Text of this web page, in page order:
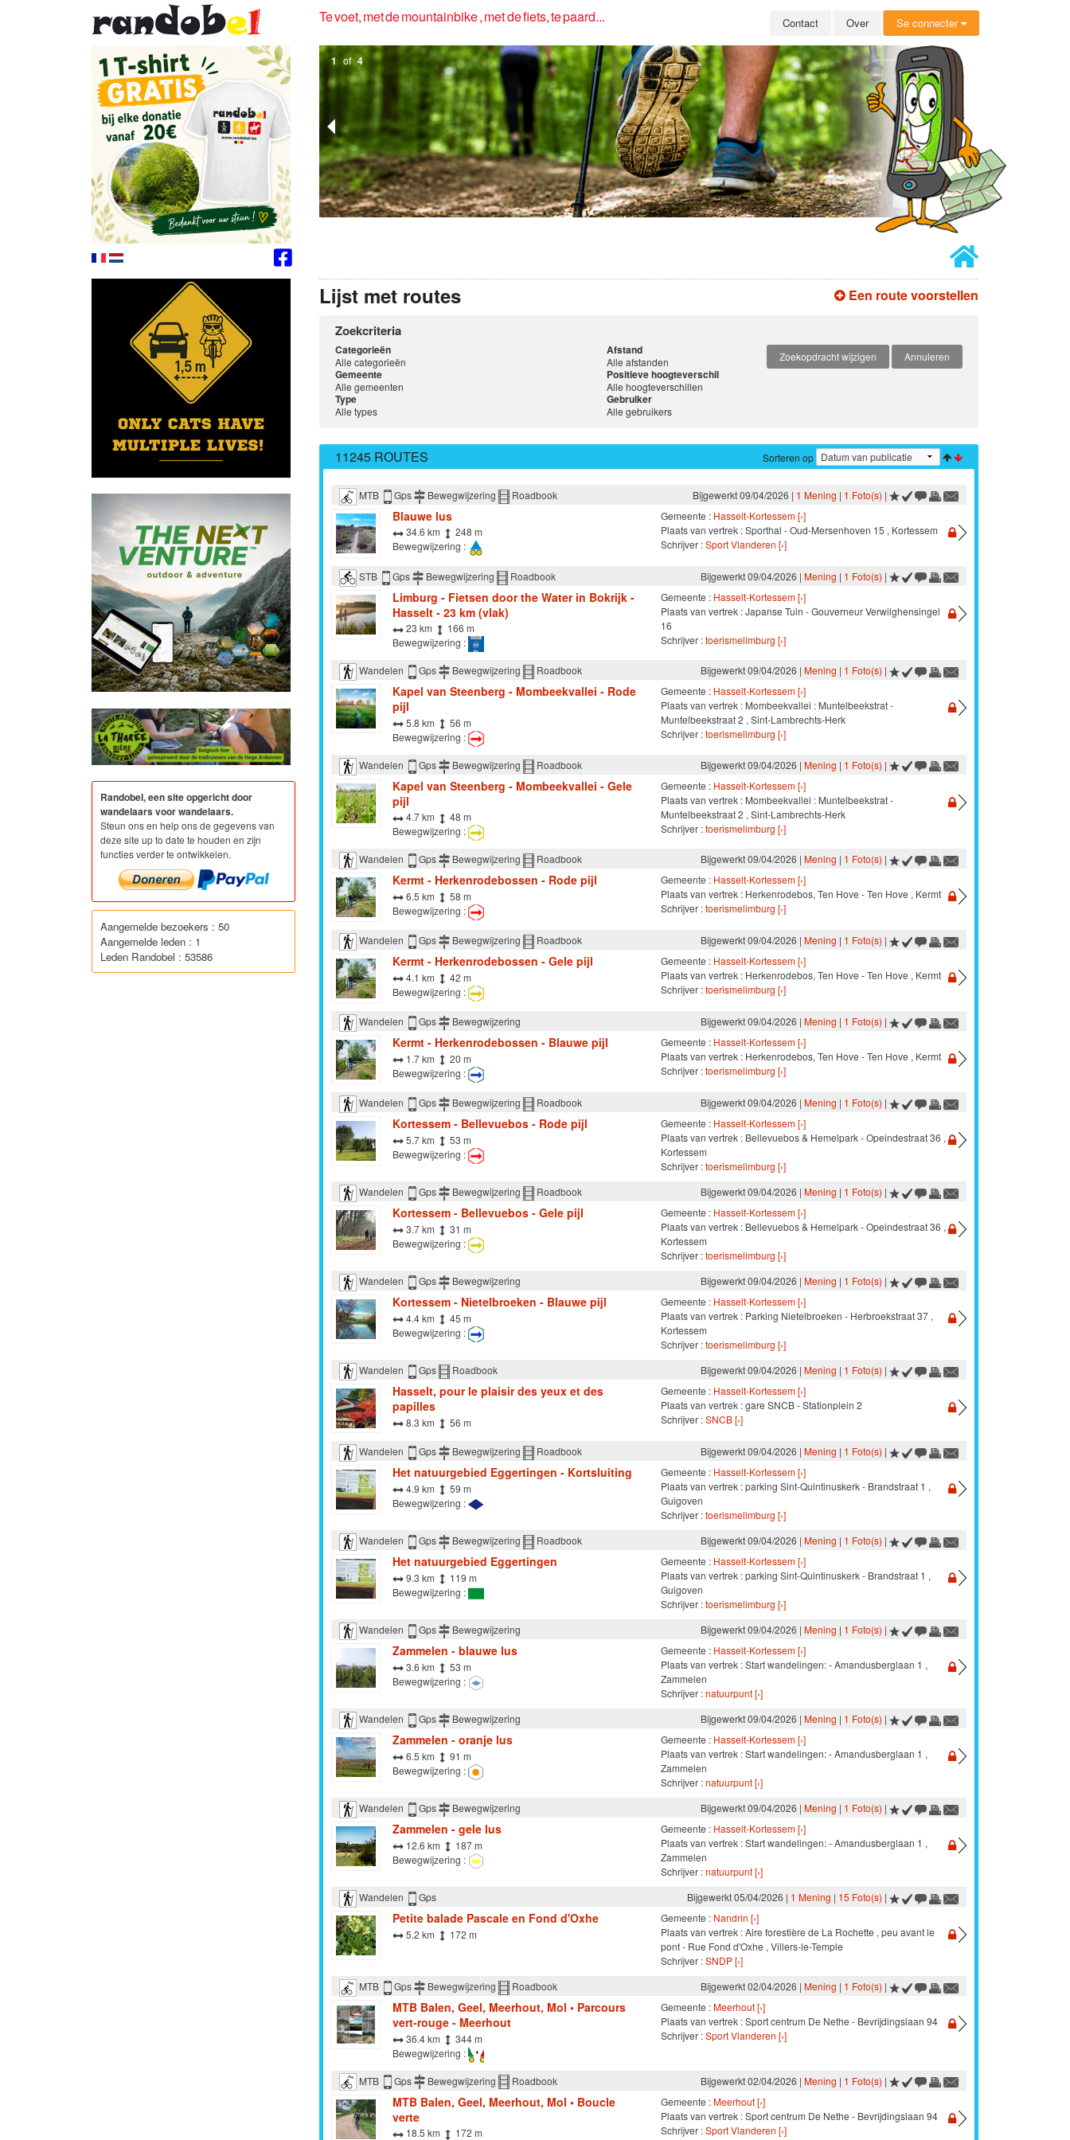
Te voet, met de mountainbike , met de fiets, te paard... Contact Over Se connecter
1 of 4
Een route voorstellen
Lijst met routes
Zoekcriteria
Categorieën
Alle categorieën
Gemeente
Alle gemeenten
Type
Alle types
Zoekopdracht wijzigen Annuleren
Afstand
Alle afstanden
Positieve hoogteverschil
Alle hoogteverschillen
Gebruiker
Alle gebruikers
Sorteren op
11245 ROUTES
Bijgewerkt 09/04/2026 | 1 Mening | 1 Foto(s) |
MTB Gps Bewegwijzering Roadbook
Blauwe lus
34.6 km
248 m
Bewegwijzering :
Gemeente : Hasselt-Kortessem [›]
Plaats van vertrek : Sporthal - Oud-Mersenhoven 15 , Kortessem
Schrijver :Sport Vlanderen [›]
Bijgewerkt 09/04/2026 | Mening | 1 Foto(s) |
STB Gps Bewegwijzering Roadbook
Limburg - Fietsen door the Water in Bokrijk -
Hasselt - 23 km (vlak)
23 km
166 m
Bewegwijzering :
Gemeente : Hasselt-Kortessem [›]
Plaats van vertrek : Japanse Tuin - Gouverneur Verwilghensingel
16
Schrijver :toerismelimburg [›]
Bijgewerkt 09/04/2026 | Mening | 1 Foto(s) |
Wandelen Gps Bewegwijzering Roadbook
Kapel van Steenberg - Mombeekvallei - Rode
pijl
5.8 km
56 m
Bewegwijzering :
Gemeente : Hasselt-Kortessem [›]
Plaats van vertrek : Mombeekvallei : Muntelbeekstrat -
Muntelbeekstraat 2 , Sint-Lambrechts-Herk
Schrijver :toerismelimburg [›]
Bijgewerkt 09/04/2026 | Mening | 1 Foto(s) |
Wandelen Gps Bewegwijzering Roadbook
Kapel van Steenberg - Mombeekvallei - Gele
pijl
4.7 km
48 m
Bewegwijzering :
Gemeente : Hasselt-Kortessem [›]
Plaats van vertrek : Mombeekvallei : Muntelbeekstrat -
Muntelbeekstraat 2 , Sint-Lambrechts-Herk
Schrijver :toerismelimburg [›]
Bijgewerkt 09/04/2026 | Mening | 1 Foto(s) |
Wandelen Gps Bewegwijzering Roadbook
Kermt - Herkenrodebossen - Rode pijl
6.5 km
58 m
Bewegwijzering :
Gemeente : Hasselt-Kortessem [›]
Plaats van vertrek : Herkenrodebos, Ten Hove - Ten Hove , Kermt
Schrijver :toerismelimburg [›]
Bijgewerkt 09/04/2026 | Mening | 1 Foto(s) |
Wandelen Gps Bewegwijzering Roadbook
Kermt - Herkenrodebossen - Gele pijl
4.1 km
42 m
Bewegwijzering :
Gemeente : Hasselt-Kortessem [›]
Plaats van vertrek : Herkenrodebos, Ten Hove - Ten Hove , Kermt
Schrijver :toerismelimburg [›]
Bijgewerkt 09/04/2026 | Mening | 1 Foto(s) |
Wandelen Gps Bewegwijzering
Kermt - Herkenrodebossen - Blauwe pijl
1.7 km
20 m
Bewegwijzering :
Gemeente : Hasselt-Kortessem [›]
Plaats van vertrek : Herkenrodebos, Ten Hove - Ten Hove , Kermt
Schrijver :toerismelimburg [›]
Bijgewerkt 09/04/2026 | Mening | 1 Foto(s) |
Wandelen Gps Bewegwijzering Roadbook
Kortessem - Bellevuebos - Rode pijl
5.7 km
53 m
Bewegwijzering :
Gemeente : Hasselt-Kortessem [›]
Plaats van vertrek : Bellevuebos & Hemelpark - Opeindestraat 36 ,
Kortessem
Schrijver :toerismelimburg [›]
Bijgewerkt 09/04/2026 | Mening | 1 Foto(s) |
Wandelen Gps Bewegwijzering Roadbook
Kortessem - Bellevuebos - Gele pijl
3.7 km
31 m
Bewegwijzering :
Gemeente : Hasselt-Kortessem [›]
Plaats van vertrek : Bellevuebos & Hemelpark - Opeindestraat 36 ,
Kortessem
Schrijver :toerismelimburg [›]
Bijgewerkt 09/04/2026 | Mening | 1 Foto(s) |
Wandelen Gps Bewegwijzering
Kortessem - Nietelbroeken - Blauwe pijl
4.4 km
45 m
Bewegwijzering :
Gemeente : Hasselt-Kortessem [›]
Plaats van vertrek : Parking Nietelbroeken - Herbroekstraat 37 ,
Kortessem
Schrijver :toerismelimburg [›]
Bijgewerkt 09/04/2026 | Mening | 1 Foto(s) |
Wandelen Gps Roadbook
Hasselt, pour le plaisir des yeux et des
papilles
8.3 km 56 m
Gemeente : Hasselt-Kortessem [›]
Plaats van vertrek : gare SNCB - Stationplein 2
Schrijver :SNCB [›]
Bijgewerkt 09/04/2026 | Mening | 1 Foto(s) |
Wandelen Gps Bewegwijzering Roadbook
Het natuurgebied Eggertingen - Kortsluiting
4.9 km
59 m
Bewegwijzering :
Gemeente : Hasselt-Kortessem [›]
Plaats van vertrek : parking Sint-Quintinuskerk - Brandstraat 1 ,
Guigoven
Schrijver :toerismelimburg [›]
Bijgewerkt 09/04/2026 | Mening | 1 Foto(s) |
Wandelen Gps Bewegwijzering Roadbook
Het natuurgebied Eggertingen
9.3 km
119 m
Bewegwijzering :
Gemeente : Hasselt-Kortessem [›]
Plaats van vertrek : parking Sint-Quintinuskerk - Brandstraat 1 ,
Guigoven
Schrijver :toerismelimburg [›]
Bijgewerkt 09/04/2026 | Mening | 1 Foto(s) |
Wandelen Gps Bewegwijzering
Zammelen - blauwe lus
3.6 km
53 m
Bewegwijzering :
Gemeente : Hasselt-Kortessem [›]
Plaats van vertrek : Start wandelingen: - Amandusberglaan 1 ,
Zammelen
Schrijver :natuurpunt [›]
Bijgewerkt 09/04/2026 | Mening | 1 Foto(s) |
Wandelen Gps Bewegwijzering
Zammelen - oranje lus
6.5 km
91 m
Bewegwijzering :
Gemeente : Hasselt-Kortessem [›]
Plaats van vertrek : Start wandelingen: - Amandusberglaan 1 ,
Zammelen
Schrijver :natuurpunt [›]
Bijgewerkt 09/04/2026 | Mening | 1 Foto(s) |
Wandelen Gps Bewegwijzering
Zammelen - gele lus
12.6 km
187 m
Bewegwijzering :
Gemeente : Hasselt-Kortessem [›]
Plaats van vertrek : Start wandelingen: - Amandusberglaan 1 ,
Zammelen
Schrijver :natuurpunt [›]
Bijgewerkt 05/04/2026 | 1 Mening | 15 Foto(s) |
Wandelen Gps
Petite balade Pascale en Fond d'Oxhe
5.2 km 172 m
Gemeente : Nandrin [›]
Plaats van vertrek : Aire forestière de La Rochette , peu avant le
pont - Rue Fond d'Oxhe , Villers-le-Temple
Schrijver :SNDP [›]
Bijgewerkt 02/04/2026 | Mening | 1 Foto(s) |
MTB Gps Bewegwijzering Roadbook
MTB Balen, Geel, Meerhout, Mol • Parcours
vert-rouge - Meerhout
36.4 km
344 m
Bewegwijzering :
Gemeente :Meerhout [›]
Plaats van vertrek : Sport centrum De Nethe - Bevrijdingslaan 94
Schrijver :Sport Vlanderen [›]
Bijgewerkt 02/04/2026 | Mening | 1 Foto(s) |
MTB Gps Bewegwijzering Roadbook
MTB Balen, Geel, Meerhout, Mol • Boucle
verte
18.5 km 172 m
Gemeente :Meerhout [›]
Plaats van vertrek : Sport centrum De Nethe - Bevrijdingslaan 94
Schrijver :Sport Vlanderen [›]
Randobel, een site opgericht door
wandelaars voor wandelaars.
Steun ons en help ons de gegevens van
deze site up to date te houden en zijn
functies verder te ontwikkelen.
Aangemelde bezoekers : 50
Aangemelde leden : 1
Leden Randobel : 53586